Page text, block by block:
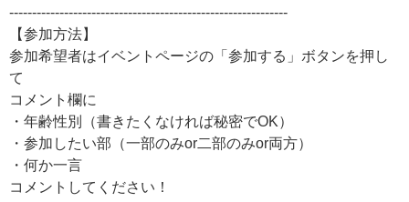
-------------------------------------------------------------
【参加方法】
参加希望者はイベントページの「参加する」ボタンを押し
て
コメント欄に
・年齢性別（書きたくなければ秘密でOK）
・参加したい部（一部のみor二部のみor両方）
・何か一言
コメントしてください！